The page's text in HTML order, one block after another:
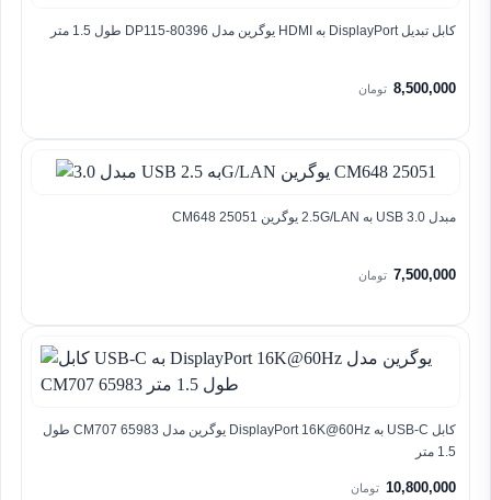
کابل تبدیل DisplayPort به HDMI یوگرین مدل DP115-80396 طول 1.5 متر
8,500,000 تومان
مبدل 3.0 USB به 2.5G/LAN یوگرین CM648 25051
7,500,000 تومان
کابل USB-C به DisplayPort 16K@60Hz یوگرین مدل CM707 65983 طول
1.5 متر
10,800,000 تومان